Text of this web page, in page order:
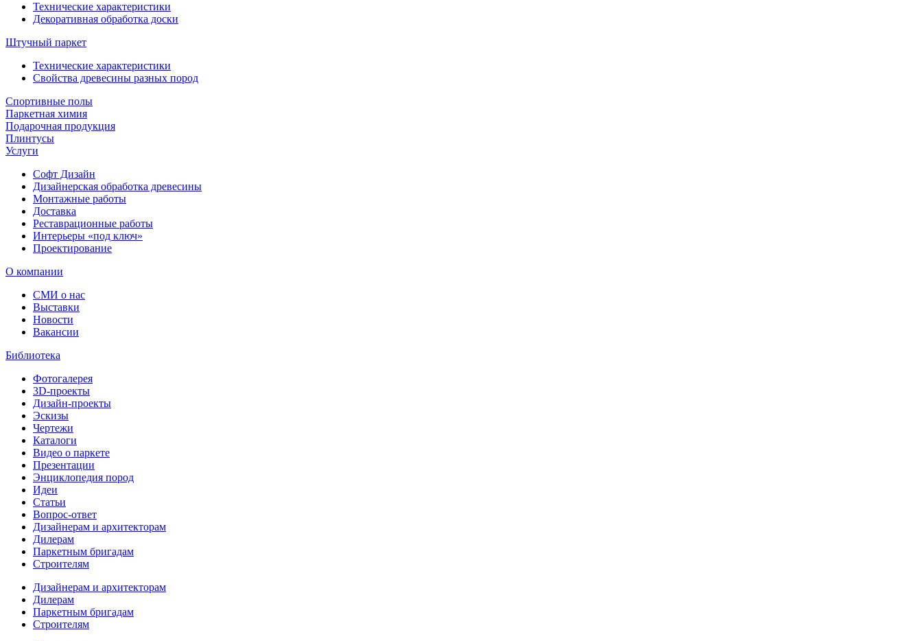
Технические характеристики
Декоративная обработка доски
Штучный паркет
Технические характеристики
Свойства древесины разных пород
Спортивные полы
Паркетная химия
Подарочная продукция
Плинтусы
Услуги
Софт Дизайн
Дизайнерская обработка древесины
Монтажные работы
Доставка
Реставрационные работы
Интерьеры «под ключ»
Проектирование
О компании
СМИ о нас
Выставки
Новости
Вакансии
Библиотека
Фотогалерея
3D-проекты
Дизайн-проекты
Эскизы
Чертежи
Каталоги
Видео о паркете
Презентации
Энциклопедия пород
Идеи
Статьи
Вопрос-ответ
Дизайнерам и архитекторам
Дилерам
Паркетным бригадам
Строителям
Дизайнерам и архитекторам
Дилерам
Паркетным бригадам
Строителям